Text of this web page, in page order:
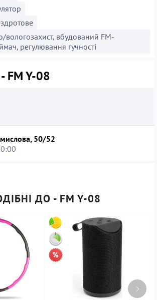
вологозахист, вбудований FM-
регулювання гучності
FM Y-08
50/52
ДО - FM Y-08